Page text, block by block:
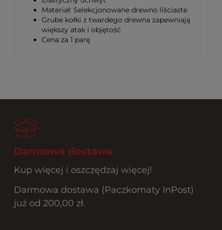
Materiał: Selekcjonowane drewno liściaste
Grube kołki z twardego drewna zapewniają
większy atak i objętość
Cena za 1 parę
Darmowa dostawa
Kup więcej i oszczędzaj więcej!
Darmowa dostawa (Paczkomaty InPost)
już od 200,00 zł.